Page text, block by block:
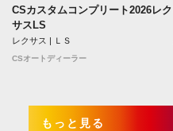
CSカスタムコンプリート2026レク
サスLS
レクサス | ＬＳ
CSオートディーラー
もっと見る